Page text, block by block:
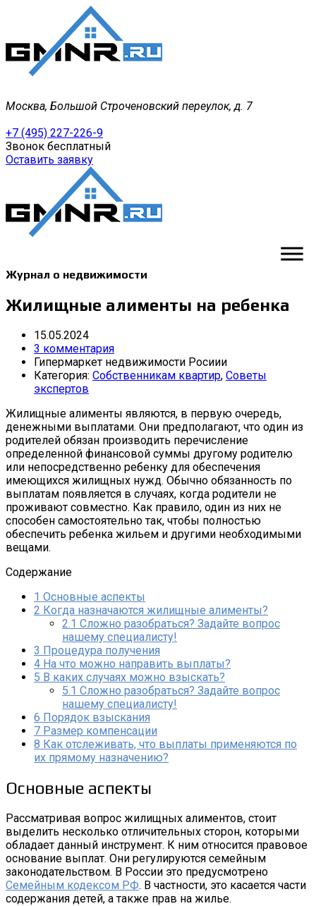
Москва, Большой Строченовский переулок, д. 7
+7 (495) 227-226-9
Звонок бесплатный
Оставить заявку
Журнал о недвижимости
Жилищные алименты на ребенка
15.05.2024
3 комментария
Гипермаркет недвижимости Росиии
Категория: Собственникам квартир, Советы
экспертов
Жилищные алименты являются, в первую очередь,
денежными выплатами. Они предполагают, что один из
родителей обязан производить перечисление
определенной финансовой суммы другому родителю
или непосредственно ребенку для обеспечения
имеющихся жилищных нужд. Обычно обязанность по
выплатам появляется в случаях, когда родители не
проживают совместно. Как правило, один из них не
способен самостоятельно так, чтобы полностью
обеспечить ребенка жильем и другими необходимыми
вещами.
Содержание
1 Основные аспекты
2 Когда назначаются жилищные алименты?
2.1 Сложно разобраться? Задайте вопрос
нашему специалисту!
3 Процедура получения
4 На что можно направить выплаты?
5 В каких случаях можно взыскать?
5.1 Сложно разобраться? Задайте вопрос
нашему специалисту!
6 Порядок взыскания
7 Размер компенсации
8 Как отслеживать, что выплаты применяются по
их прямому назначению?
Основные аспекты
Рассматривая вопрос жилищных алиментов, стоит
выделить несколько отличительных сторон, которыми
обладает данный инструмент. К ним относится правовое
основание выплат. Они регулируются семейным
законодательством. В России это предусмотрено
Семейным кодексом РФ. В частности, это касается части
содержания детей, а также прав на жилье.